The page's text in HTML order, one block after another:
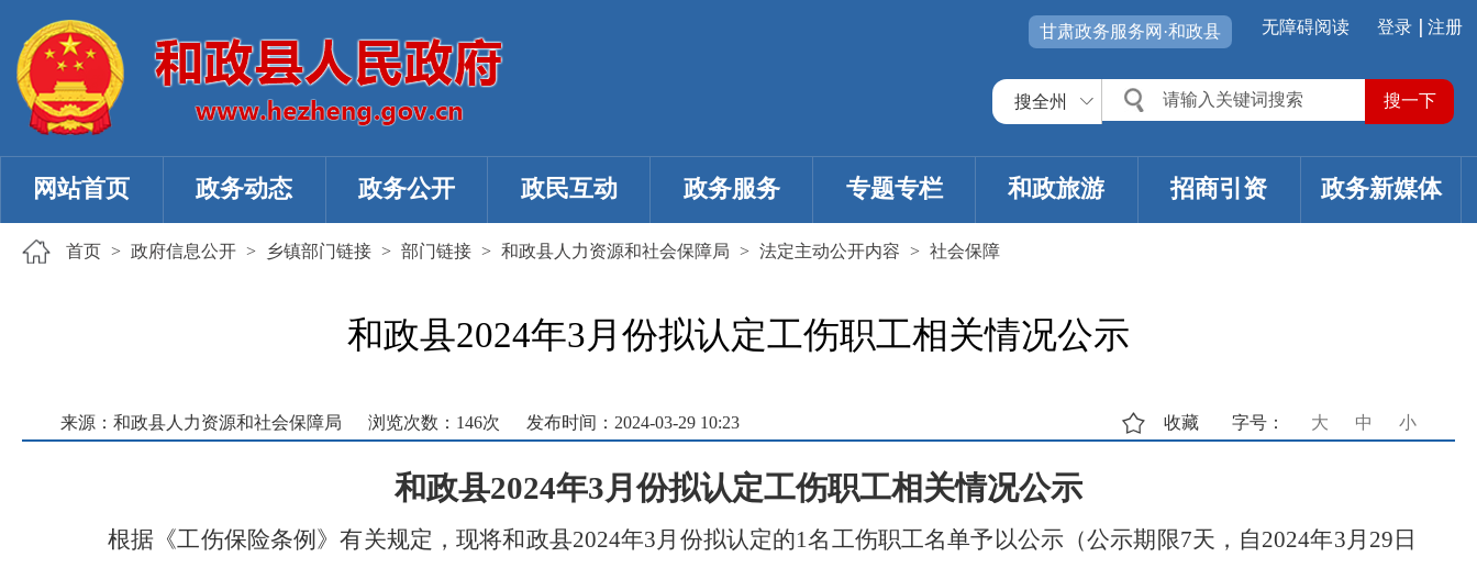
登录 注册
无障碍阅读
甘肃政务服务网·和政县
搜全州
网站首页 政务动态 政务公开 政民互动 政务服务 专题专栏 和政旅游 招商引资 政务新媒体
首页 > 政府信息公开 > 乡镇部门链接 > 部门链接 > 和政县人力资源和社会保障局 > 法定主动公开内容 > 社会保障
和政县2024年3月份拟认定工伤职工相关情况公示
来源：和政县人力资源和社会保障局 浏览次数： 146次 发布时间：2024-03-29 10:23 字号： 大 中 小
收藏
和政县2024年3月份拟认定工伤职工相关情况公示
根据《工伤保险条例》有关规定，现将和政县2024年3 月份拟认定的1名工伤职工名单予以公示（公示期限7天，自2024年3 月 29 日